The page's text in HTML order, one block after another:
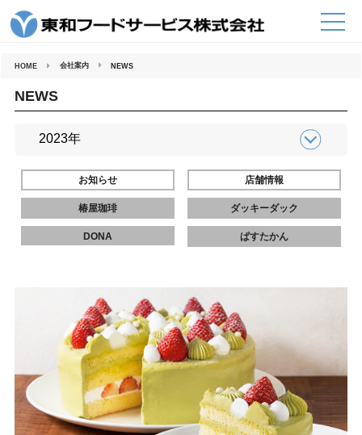
HOME 会社案内 NEWS
NEWS
お知らせ 店舗情報
椿屋珈琲 ダッキーダック
DONA ぱすたかん